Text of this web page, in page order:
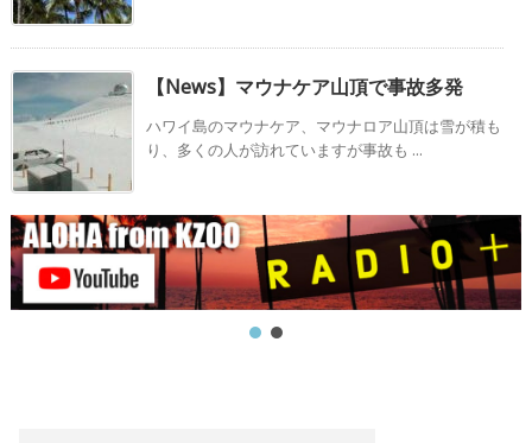
【News】マウナケア山頂で事故多発
ハワイ島のマウナケア、マウナロア山頂は雪が積も
り、多くの人が訪れていますが事故も ...